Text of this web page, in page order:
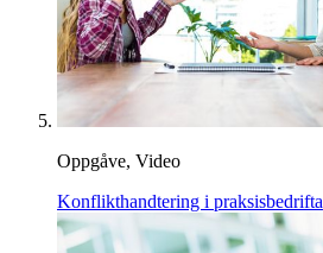
Oppgåve, Video
Konflikthandtering i praksisbedrifta